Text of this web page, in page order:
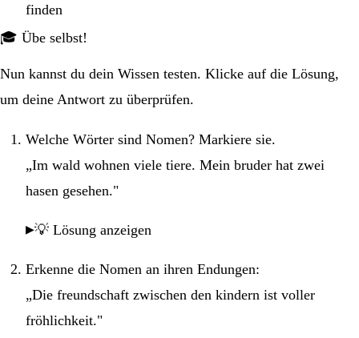
finden
🎓 Übe selbst!
Nun kannst du dein Wissen testen. Klicke auf die Lösung,
um deine Antwort zu überprüfen.
Welche Wörter sind Nomen? Markiere sie.
„Im wald wohnen viele tiere. Mein bruder hat zwei
hasen gesehen."
💡 Lösung anzeigen
Erkenne die Nomen an ihren Endungen:
„Die freundschaft zwischen den kindern ist voller
fröhlichkeit."